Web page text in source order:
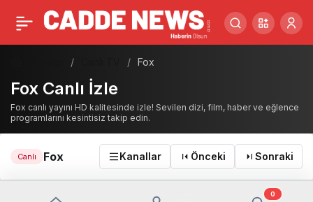
Fox
Fox Canlı İzle
Fox canlı yayını HD kalitesinde izle! Sevilen dizi, film, haber ve eğlence
programlarını kesintisiz takip edin.
Canlı Fox Kanallar Önceki Sonraki
0